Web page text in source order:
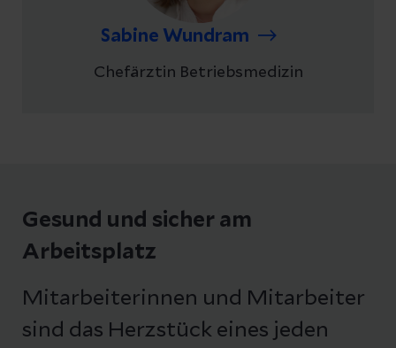
Sabine Wundram
Chefärztin Betriebsmedizin
Gesund und sicher am
Arbeitsplatz
Mitarbeiterinnen und Mitarbeiter
sind das Herzstück eines jeden